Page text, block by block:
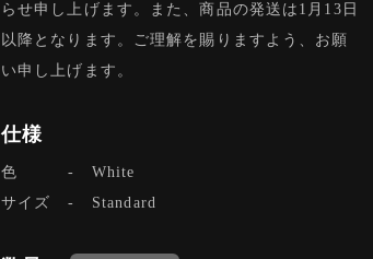
らせ申し上げます。また、商品の発送は1月13日
以降となります。ご理解を賜りますよう、お願
い申し上げます。
仕様
色 - White
サイズ
- Standard